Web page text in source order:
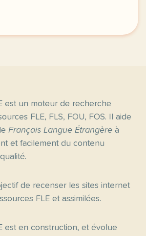
est un moteur de recherche
FLE, FLS, FOU, FOS. Il aide
Français Langue Étrangère à
et facilement du contenu
de recenser les sites internet
FLE et assimilées.
est en construction, et évolue